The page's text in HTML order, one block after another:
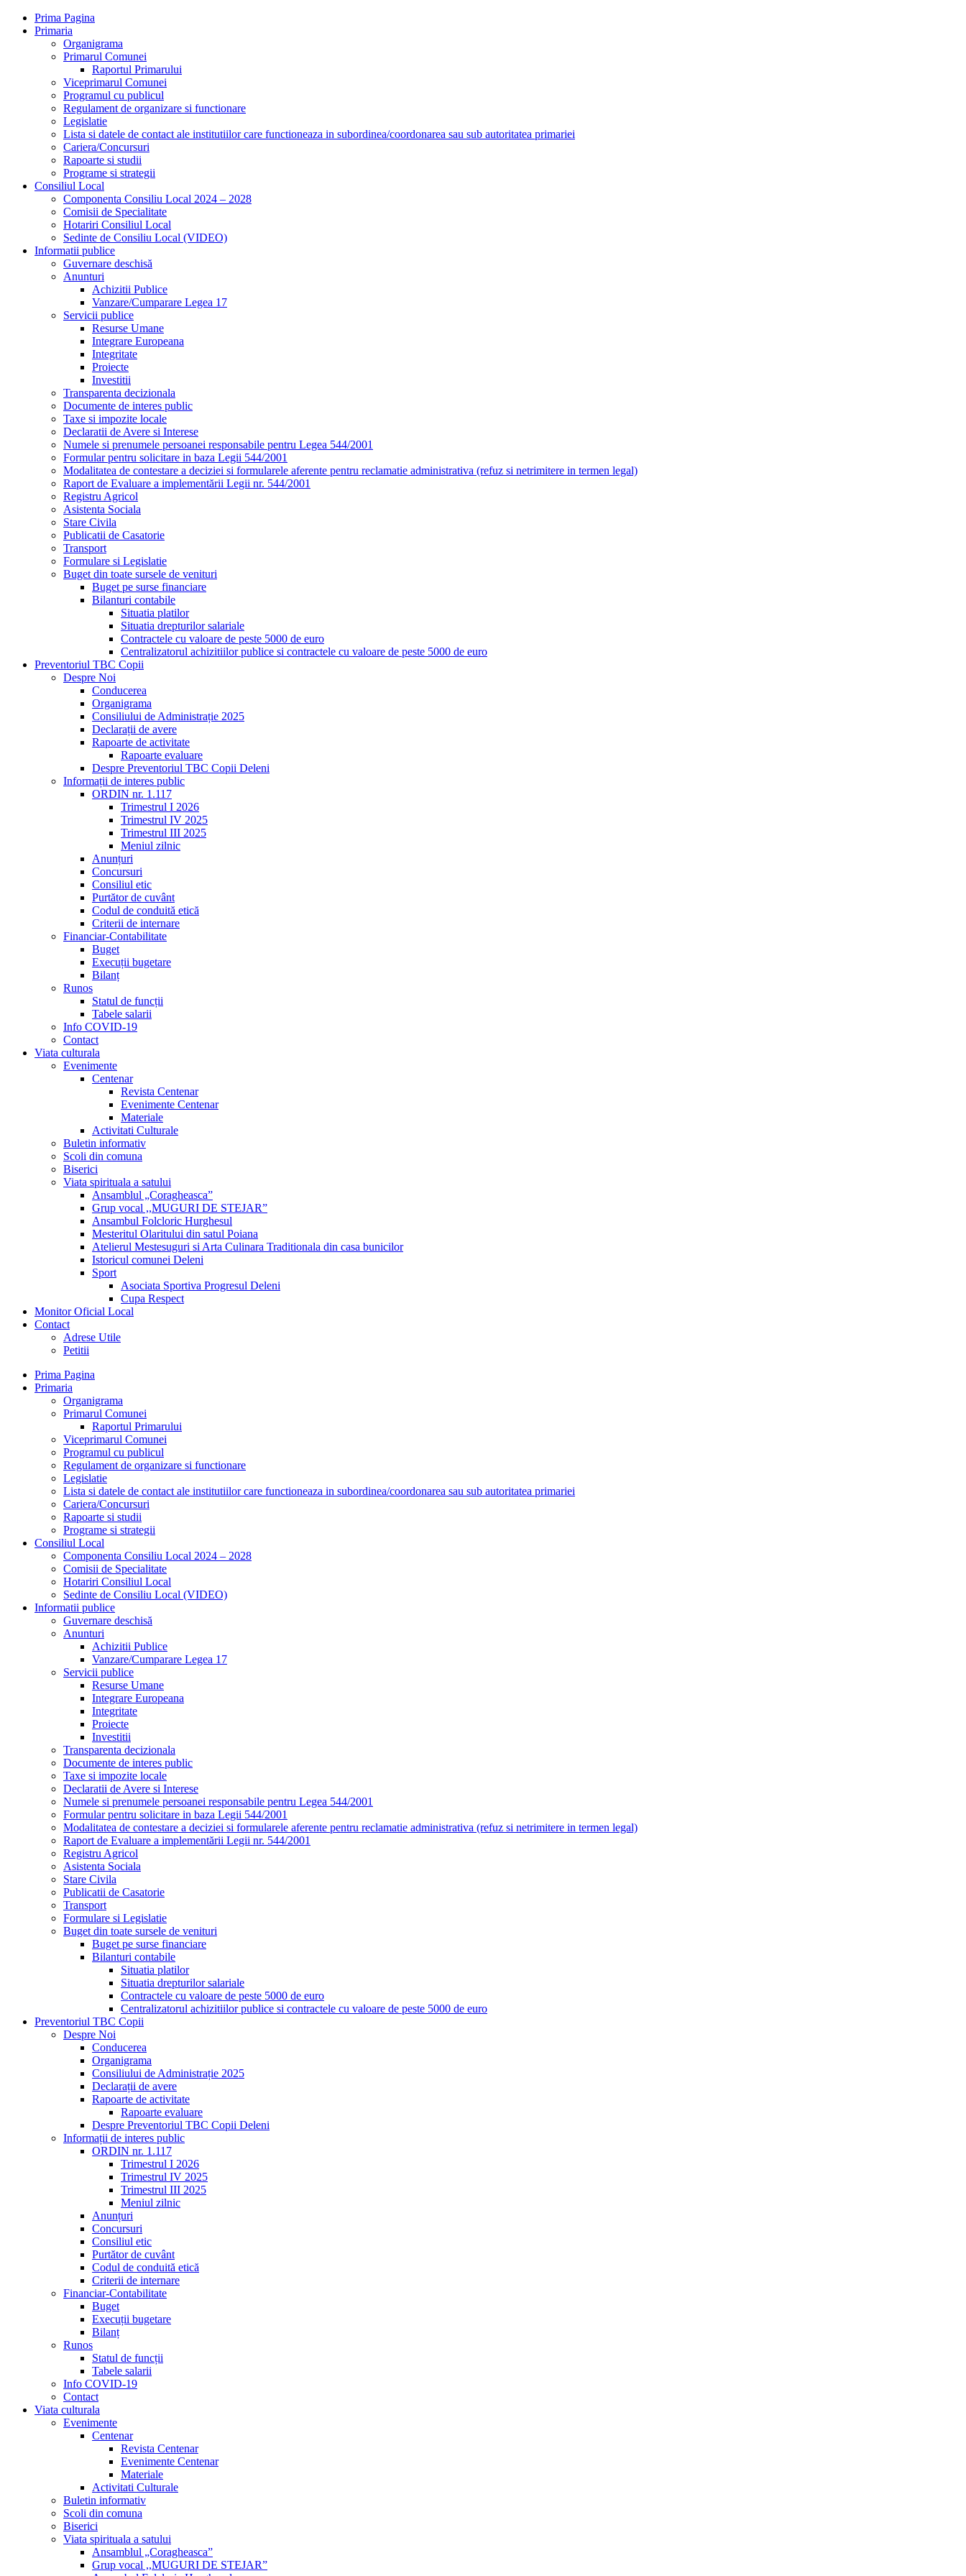
Prima Pagina
Primaria
Organigrama
Primarul Comunei
Raportul Primarului
Viceprimarul Comunei
Programul cu publicul
Regulament de organizare si functionare
Legislatie
Lista si datele de contact ale institutiilor care functioneaza in subordinea/coordonarea sau sub autoritatea primariei
Cariera/Concursuri
Rapoarte si studii
Programe si strategii
Consiliul Local
Componenta Consiliu Local 2024 – 2028
Comisii de Specialitate
Hotariri Consiliul Local
Sedinte de Consiliu Local (VIDEO)
Informatii publice
Guvernare deschisă
Anunturi
Achizitii Publice
Vanzare/Cumparare Legea 17
Servicii publice
Resurse Umane
Integrare Europeana
Integritate
Proiecte
Investitii
Transparenta decizionala
Documente de interes public
Taxe si impozite locale
Declaratii de Avere si Interese
Numele si prenumele persoanei responsabile pentru Legea 544/2001
Formular pentru solicitare in baza Legii 544/2001
Modalitatea de contestare a deciziei si formularele aferente pentru reclamatie administrativa (refuz si netrimitere in termen legal)
Raport de Evaluare a implementării Legii nr. 544/2001
Registru Agricol
Asistenta Sociala
Stare Civila
Publicatii de Casatorie
Transport
Formulare si Legislatie
Buget din toate sursele de venituri
Buget pe surse financiare
Bilanturi contabile
Situatia platilor
Situatia drepturilor salariale
Contractele cu valoare de peste 5000 de euro
Centralizatorul achizitiilor publice si contractele cu valoare de peste 5000 de euro
Preventoriul TBC Copii
Despre Noi
Conducerea
Organigrama
Consiliului de Administrație 2025
Declarații de avere
Rapoarte de activitate
Rapoarte evaluare
Despre Preventoriul TBC Copii Deleni
Informații de interes public
ORDIN nr. 1.117
Trimestrul I 2026
Trimestrul IV 2025
Trimestrul III 2025
Meniul zilnic
Anunțuri
Concursuri
Consiliul etic
Purtător de cuvânt
Codul de conduită etică
Criterii de internare
Financiar-Contabilitate
Buget
Execuții bugetare
Bilanț
Runos
Statul de funcții
Tabele salarii
Info COVID-19
Contact
Viata culturala
Evenimente
Centenar
Revista Centenar
Evenimente Centenar
Materiale
Activitati Culturale
Buletin informativ
Scoli din comuna
Biserici
Viata spirituala a satului
Ansamblul „Coragheasca”
Grup vocal ,,MUGURI DE STEJAR”
Ansambul Folcloric Hurghesul
Mesteritul Olaritului din satul Poiana
Atelierul Mestesuguri si Arta Culinara Traditionala din casa bunicilor
Istoricul comunei Deleni
Sport
Asociata Sportiva Progresul Deleni
Cupa Respect
Monitor Oficial Local
Contact
Adrese Utile
Petitii
Prima Pagina
Primaria
Organigrama
Primarul Comunei
Raportul Primarului
Viceprimarul Comunei
Programul cu publicul
Regulament de organizare si functionare
Legislatie
Lista si datele de contact ale institutiilor care functioneaza in subordinea/coordonarea sau sub autoritatea primariei
Cariera/Concursuri
Rapoarte si studii
Programe si strategii
Consiliul Local
Componenta Consiliu Local 2024 – 2028
Comisii de Specialitate
Hotariri Consiliul Local
Sedinte de Consiliu Local (VIDEO)
Informatii publice
Guvernare deschisă
Anunturi
Achizitii Publice
Vanzare/Cumparare Legea 17
Servicii publice
Resurse Umane
Integrare Europeana
Integritate
Proiecte
Investitii
Transparenta decizionala
Documente de interes public
Taxe si impozite locale
Declaratii de Avere si Interese
Numele si prenumele persoanei responsabile pentru Legea 544/2001
Formular pentru solicitare in baza Legii 544/2001
Modalitatea de contestare a deciziei si formularele aferente pentru reclamatie administrativa (refuz si netrimitere in termen legal)
Raport de Evaluare a implementării Legii nr. 544/2001
Registru Agricol
Asistenta Sociala
Stare Civila
Publicatii de Casatorie
Transport
Formulare si Legislatie
Buget din toate sursele de venituri
Buget pe surse financiare
Bilanturi contabile
Situatia platilor
Situatia drepturilor salariale
Contractele cu valoare de peste 5000 de euro
Centralizatorul achizitiilor publice si contractele cu valoare de peste 5000 de euro
Preventoriul TBC Copii
Despre Noi
Conducerea
Organigrama
Consiliului de Administrație 2025
Declarații de avere
Rapoarte de activitate
Rapoarte evaluare
Despre Preventoriul TBC Copii Deleni
Informații de interes public
ORDIN nr. 1.117
Trimestrul I 2026
Trimestrul IV 2025
Trimestrul III 2025
Meniul zilnic
Anunțuri
Concursuri
Consiliul etic
Purtător de cuvânt
Codul de conduită etică
Criterii de internare
Financiar-Contabilitate
Buget
Execuții bugetare
Bilanț
Runos
Statul de funcții
Tabele salarii
Info COVID-19
Contact
Viata culturala
Evenimente
Centenar
Revista Centenar
Evenimente Centenar
Materiale
Activitati Culturale
Buletin informativ
Scoli din comuna
Biserici
Viata spirituala a satului
Ansamblul „Coragheasca”
Grup vocal ,,MUGURI DE STEJAR”